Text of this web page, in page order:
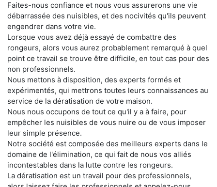
Faites-nous confiance et nous vous assurerons une vie
débarrassée des nuisibles, et des nocivités qu'ils peuvent
engendrer dans votre vie.
Lorsque vous avez déjà essayé de combattre des
rongeurs, alors vous aurez probablement remarqué à quel
point ce travail se trouve être difficile, en tout cas pour des
non professionnels.
Nous mettons à disposition, des experts formés et
expérimentés, qui mettrons toutes leurs connaissances au
service de la dératisation de votre maison.
Nous nous occupons de tout ce qu'il y a à faire, pour
empêcher les nuisibles de vous nuire ou de vous imposer
leur simple présence.
Notre société est composée des meilleurs experts dans le
domaine de l'élimination, ce qui fait de nous vos alliés
incontestables dans la lutte contre les rongeurs.
La dératisation est un travail pour des professionnels,